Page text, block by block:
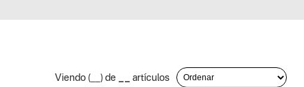
Viendo ( ) de artículos